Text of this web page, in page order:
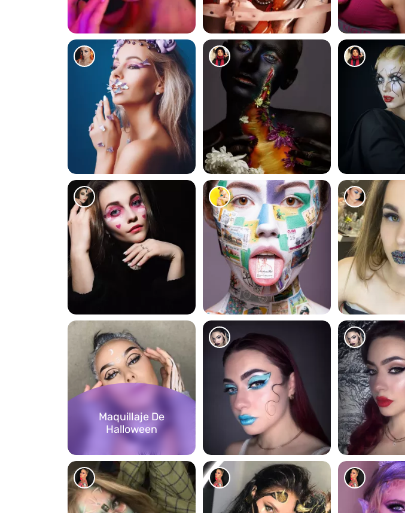
81 158 193
239 83
217
Maquillaje De
Halloween